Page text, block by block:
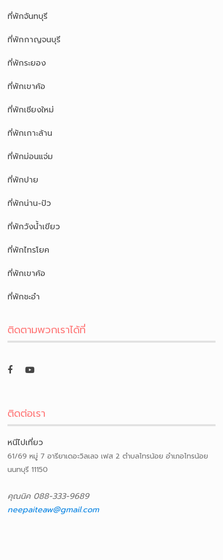
ที่พักจันทบุรี
ที่พักกาญจนบุรี
ที่พักระยอง
ที่พักเขาค้อ
ที่พักเชียงใหม่
ที่พักเกาะล้าน
ที่พักม่อนแจ่ม
ที่พักปาย
ที่พักน่าน-ปัว
ที่พักวังน้ำเขียว
ที่พักไทรโยค
ที่พักเขาค้อ
ที่พักชะอำ
ติดตามพวกเราได้ที่
ติดต่อเรา
หนีไปเที่ยว
61/69 หมู่ 7 อารียาเดอะวิลเลจ เฟส 2 ตำบลไทรน้อย อำเภอไทรน้อย
นนทบุรี 11150
คุณนิค 088-333-9689
neepaiteaw@gmail.com